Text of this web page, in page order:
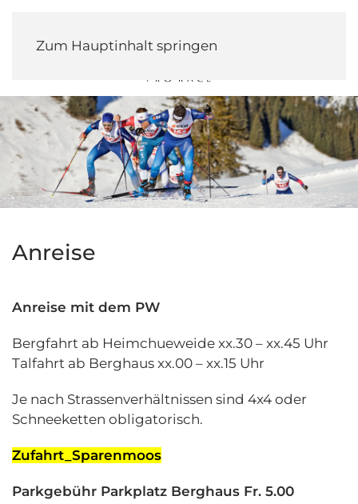
Zum Hauptinhalt springen
Anreise
Anreise mit dem PW
Bergfahrt ab Heimchueweide xx.30 – xx.45 Uhr
Talfahrt ab Berghaus xx.00 – xx.15 Uhr
Je nach Strassenverhältnissen sind 4x4 oder
Schneeketten obligatorisch.
Zufahrt_Sparenmoos
Parkgebühr Parkplatz Berghaus Fr. 5.00